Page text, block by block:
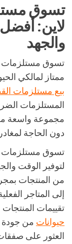
تسوق
لاين: أفضل
والجهد
ممتاز لمالكي
بيع مستلزمات
المستلزمات
مجموعة واسعة من
دون الحاجة
تسوق مستلزمات
لتوفير الوقت
من المنتجات
إلى المتاجر
تقييمات
حيوانات من جودة
العثور على